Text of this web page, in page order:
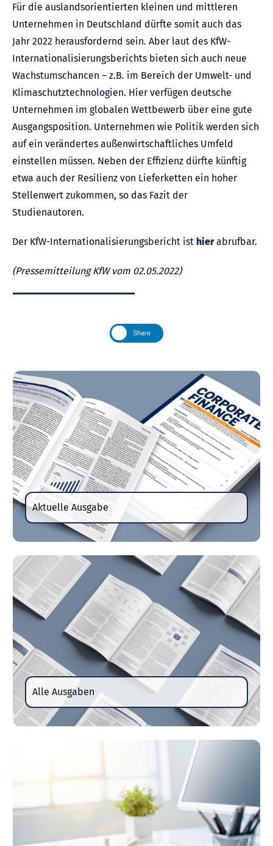
Für die auslandsorientierten kleinen und mittleren
Unternehmen in Deutschland dürfte somit auch das
Jahr 2022 herausfordernd sein. Aber laut des KfW-
Internationalisierungsberichts bieten sich auch neue
Wachstumschancen – z.B. im Bereich der Umwelt- und
Klimaschutztechnologien. Hier verfügen deutsche
Unternehmen im globalen Wettbewerb über eine gute
Ausgangsposition. Unternehmen wie Politik werden sich
auf ein verändertes außenwirtschaftliches Umfeld
einstellen müssen. Neben der Effizienz dürfte künftig
etwa auch der Resilienz von Lieferketten ein hoher
Stellenwert zukommen, so das Fazit der
Studienautoren.
Der KfW-Internationalisierungsbericht ist hierabrufbar.
(Pressemitteilung KfW vom 02.05.2022)
Share
Aktuelle Ausgabe
Alle Ausgaben